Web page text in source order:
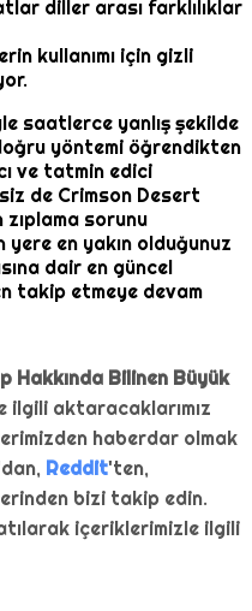
diller arası farklılıklar
kullanımı için gizli
saatlerce yanlış şekilde
yöntemi öğrendikten
ve tatmin edici
de Crimson Desert
sorunu
yere en yakın olduğunuz
dair en güncel
takip etmeye devam
Hakkında Bilinen Büyük
ilgili aktaracaklarımız
haberdar olmak
Reddit'ten,
bizi takip edin.
içeriklerimizle ilgili